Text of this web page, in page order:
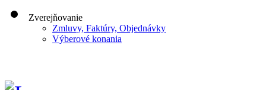
Zverejňovanie
Zmluvy, Faktúry, Objednávky
Výberové konania